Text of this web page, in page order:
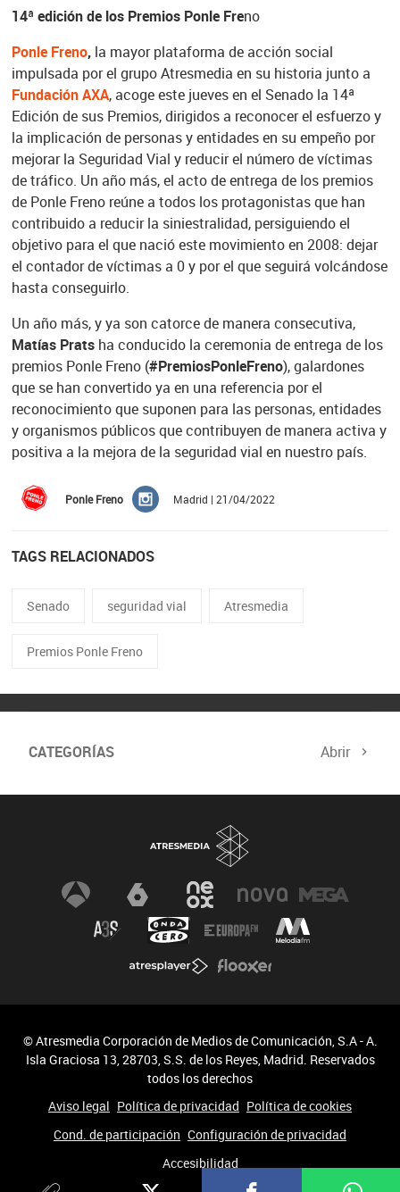
14ª edición de los Premios Ponle Freno
Ponle Freno,la mayor plataforma de acción social
impulsada por el grupo Atresmedia en su historia junto a
Fundación AXA, acoge este jueves en el Senado la 14ª
Edición de sus Premios, dirigidos a reconocer el esfuerzo y
la implicación de personas y entidades en su empeño por
mejorar la Seguridad Vial y reducir el número de víctimas
de tráfico. Un año más, el acto de entrega de los premios
de Ponle Freno reúne a todos los protagonistas que han
contribuido a reducir la siniestralidad, persiguiendo el
objetivo para el que nació este movimiento en 2008: dejar
el contador de víctimas a 0 y por el que seguirá volcándose
hasta conseguirlo.
Un año más, y ya son catorce de manera consecutiva,
Matías Pratsha conducido la ceremonia de entrega de los
premios Ponle Freno (#PremiosPonleFreno), galardones
que se han convertido ya en una referencia por el
reconocimiento que suponen para las personas, entidades
y organismos públicos que contribuyen de manera activa y
positiva a la mejora de la seguridad vial en nuestro país.
Ponle Freno Madrid | 21/04/2022
TAGS RELACIONADOS
Senado seguridad vial Atresmedia
Premios Ponle Freno
CATEGORÍAS Abrir
© Atresmedia Corporación de Medios de Comunicación, S.A - A.
Isla Graciosa 13, 28703, S.S. de los Reyes, Madrid. Reservados
todos los derechos
Aviso legal Política de privacidad Política de cookies
Cond. de participación Configuración de privacidad
Accesibilidad